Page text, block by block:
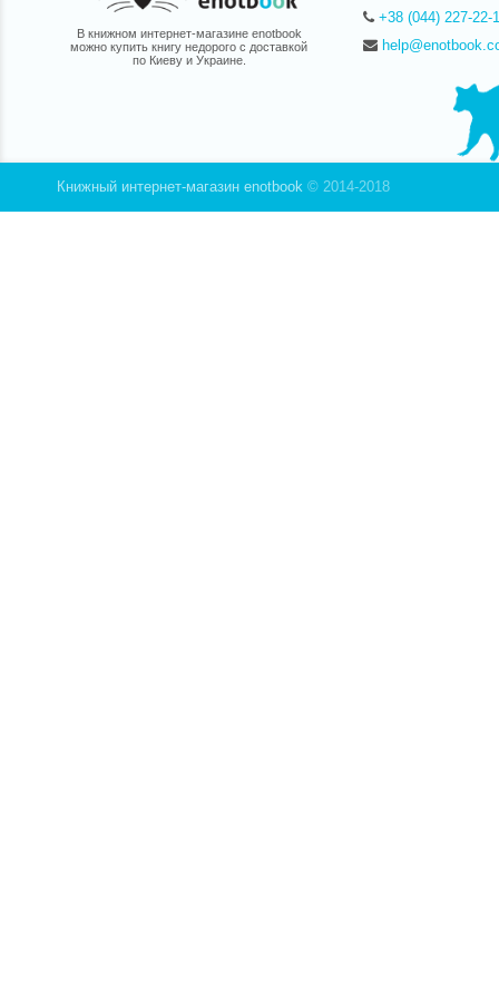
В книжном интернет-магазине enotbook
можно купить книгу недорого с доставкой
по Киеву и Украине.
+38 (044) 227-22-
Книжный интернет-магазин enotbook © 2014-2018